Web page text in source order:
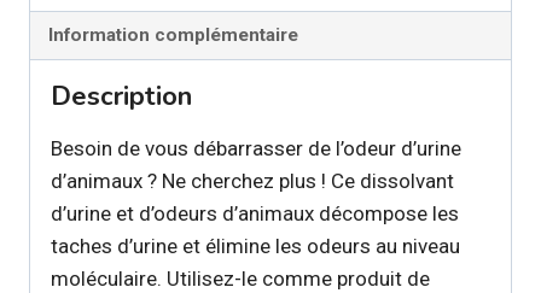
taches
d'odeur
chien
Information complémentaire
Description
Besoin de vous débarrasser de l’odeur d’urine
d’animaux ? Ne cherchez plus ! Ce dissolvant
d’urine et d’odeurs d’animaux décompose les
taches d’urine et élimine les odeurs au niveau
moléculaire. Utilisez-le comme produit de